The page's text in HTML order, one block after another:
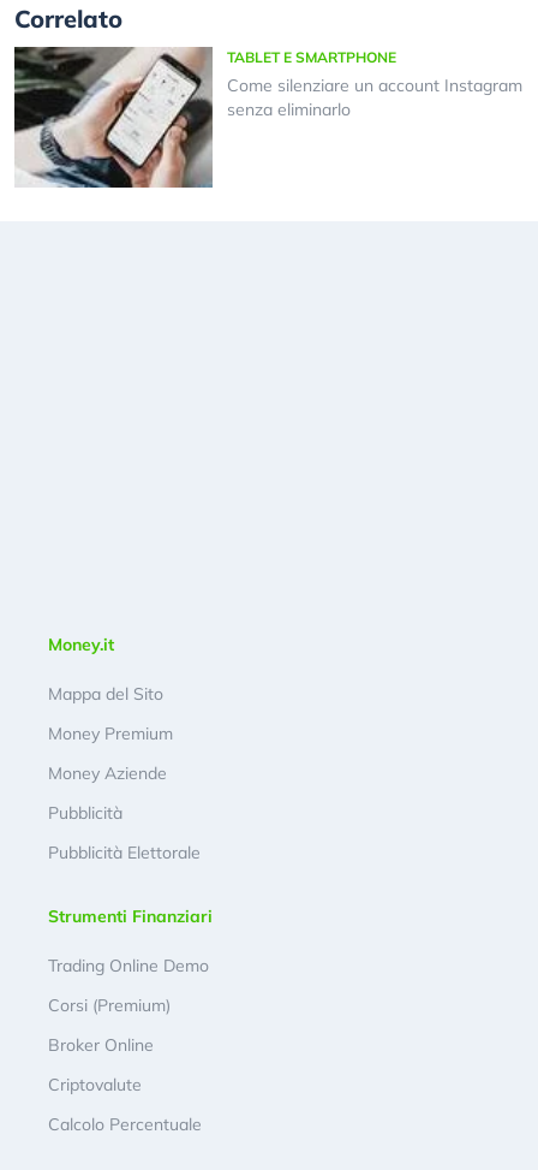
Correlato
TABLET E SMARTPHONE
Come silenziare un account Instagram
senza eliminarlo
Money.it
Mappa del Sito
Money Premium
Money Aziende
Pubblicità
Pubblicità Elettorale
Strumenti Finanziari
Trading Online Demo
Corsi (Premium)
Broker Online
Criptovalute
Calcolo Percentuale